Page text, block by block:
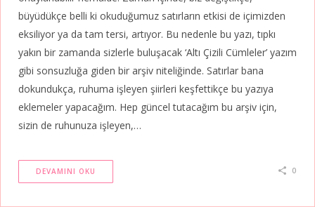
büyüdükçe belli ki okuduğumuz satırların etkisi de içimizden
eksiliyor ya da tam tersi, artıyor. Bu nedenle bu yazı, tıpkı
yakın bir zamanda sizlerle buluşacak ‘Altı Çizili Cümleler’ yazım
gibi sonsuzluğa giden bir arşiv niteliğinde. Satırlar bana
dokundukça, ruhuma işleyen şiirleri keşfettikçe bu yazıya
eklemeler yapacağım. Hep güncel tutacağım bu arşiv için,
sizin de ruhunuza işleyen,…
DEVAMINI OKU 0